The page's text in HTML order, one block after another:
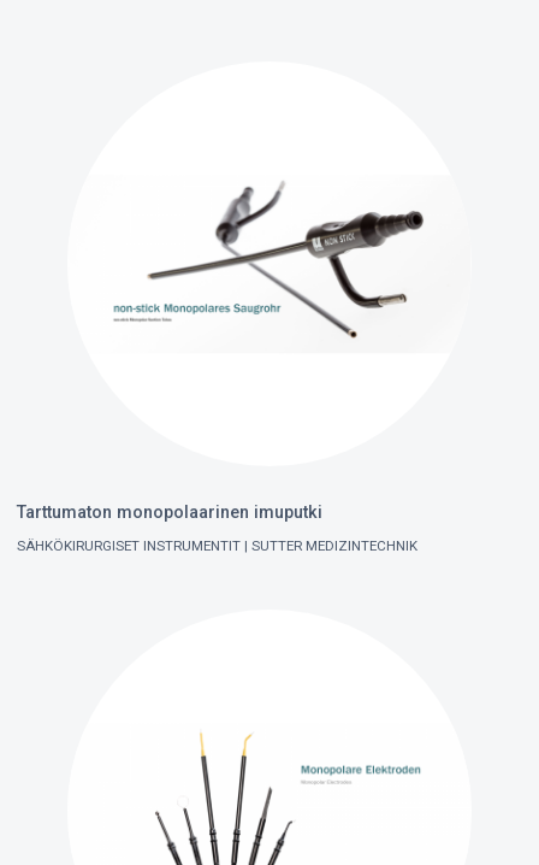
Tarttumaton monopolaarinen imuputki
SÄHKÖKIRURGISET INSTRUMENTIT SUTTER MEDIZINTECHNIK